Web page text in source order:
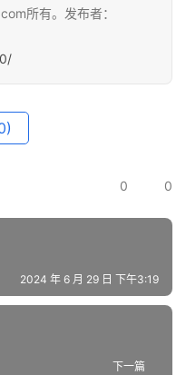
所有。发布者：
0 0
2024 年 6 月 29 日 下午3:19
下一篇